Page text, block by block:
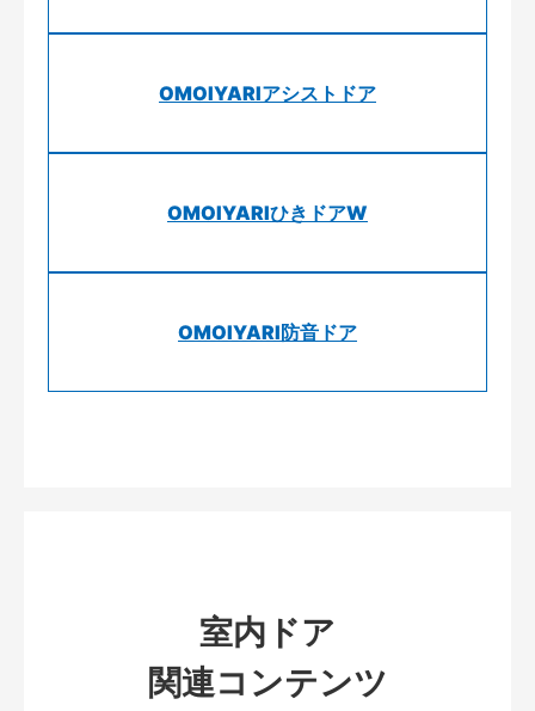
OMOIYARIアシストドア
OMOIYARIひきドアW
OMOIYARI防音ドア
室内ドア
関連コンテンツ